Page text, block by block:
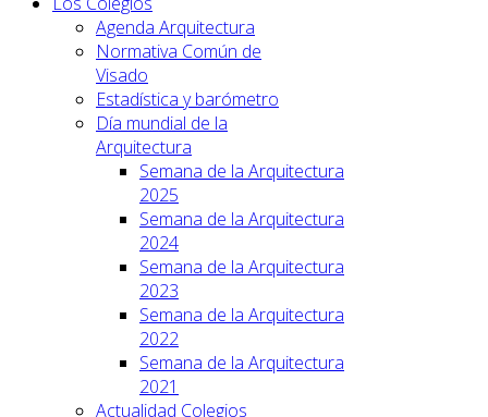
Agenda Arquitectura
Normativa Común de
Visado
Estadística y barómetro
Día mundial de la
Arquitectura
Semana de la Arquitectura
2025
Semana de la Arquitectura
2024
Semana de la Arquitectura
2023
Semana de la Arquitectura
2022
Semana de la Arquitectura
2021
Actualidad Colegios